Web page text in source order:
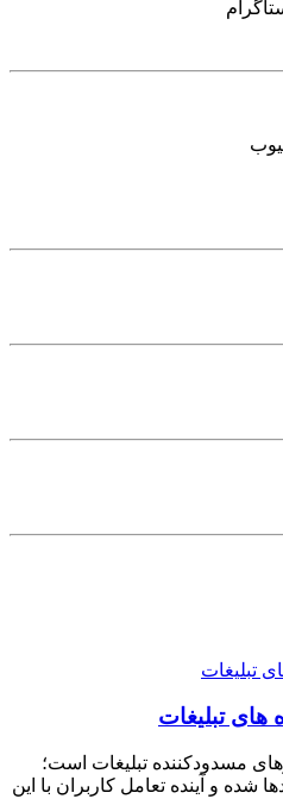
های تبلیغات
مسدودکننده تبلیغات است؛
شده و آینده تعامل کاربران با این